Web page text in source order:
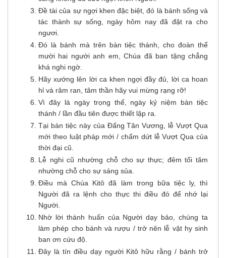
Ðề tài của sự ngợi khen đặc biệt, đó là bánh sống và
tác thành sự sống, ngày hôm nay đã đặt ra cho
ngươi.
Ðó là bánh mà trên bàn tiệc thánh, cho đoàn thể
mười hai người anh em, Chúa đã ban tặng chẳng
khá nghi ngờ.
Hãy xướng lên lời ca khen ngợi đầy đủ, lời ca hoan
hỉ và râm ran, tâm thần hãy vui mừng rạng rỡ!
Vì đây là ngày trọng thể, ngày kỷ niệm bàn tiệc
thánh / lần đầu tiên được thiết lập ra.
Tại bàn tiệc này của Ðấng Tân Vương, lễ Vượt Qua
mới theo luật pháp mới / chấm dứt lễ Vượt Qua của
thời đại cũ.
Lễ nghi cũ nhường chỗ cho sự thực; đêm tối tăm
nhường chỗ cho sự sáng sủa.
Ðiều mà Chúa Kitô đã làm trong bữa tiệc ly, thì
Người đã ra lệnh cho thực thi điều đó để nhớ lại
Người.
Nhờ lời thánh huấn của Người dạy bảo, chúng ta
làm phép cho bánh và rượu / trở nên lễ vật hy sinh
ban ơn cứu độ.
Ðây là tín điều dạy người Kitô hữu rằng / bánh trở